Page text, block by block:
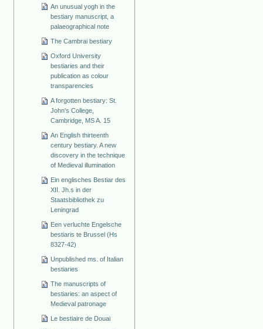
An unusual yogh in the
bestiary manuscript, a
palaeographical note
The Cambrai bestiary
Oxford University
bestiaries and their
publication as colour
transparencies
A forgotten bestiary: St.
John's College,
Cambridge, MS A. 15
An English thirteenth
century bestiary. A new
discovery in the technique
of Medieval illumination
Ein englisches Bestiar des
XII. Jh.s in der
Staatsbibliothek zu
Leningrad
Een verluchte Engelsche
bestiaris te Brussel (Hs
8327-42)
Unpublished ms. of Italian
bestiaries
The manuscripts of
bestiaries: an aspect of
Medieval patronage
Le bestiaire de Douai